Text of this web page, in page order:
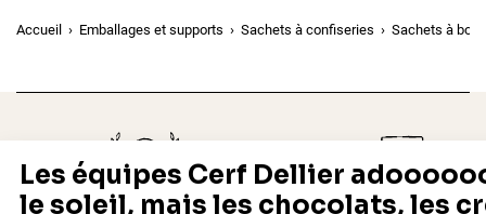
Accueil Emballages et supports Sachets à confiseries Sachets à
Depuis 1932 Livraison rapide 24/48h